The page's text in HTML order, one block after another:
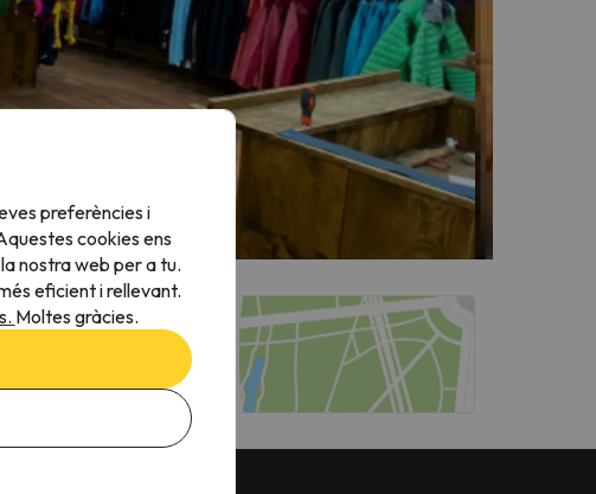
preferències i
cookies ens
nostra web per a tu.
eficient i rellevant.
Moltes gràcies.